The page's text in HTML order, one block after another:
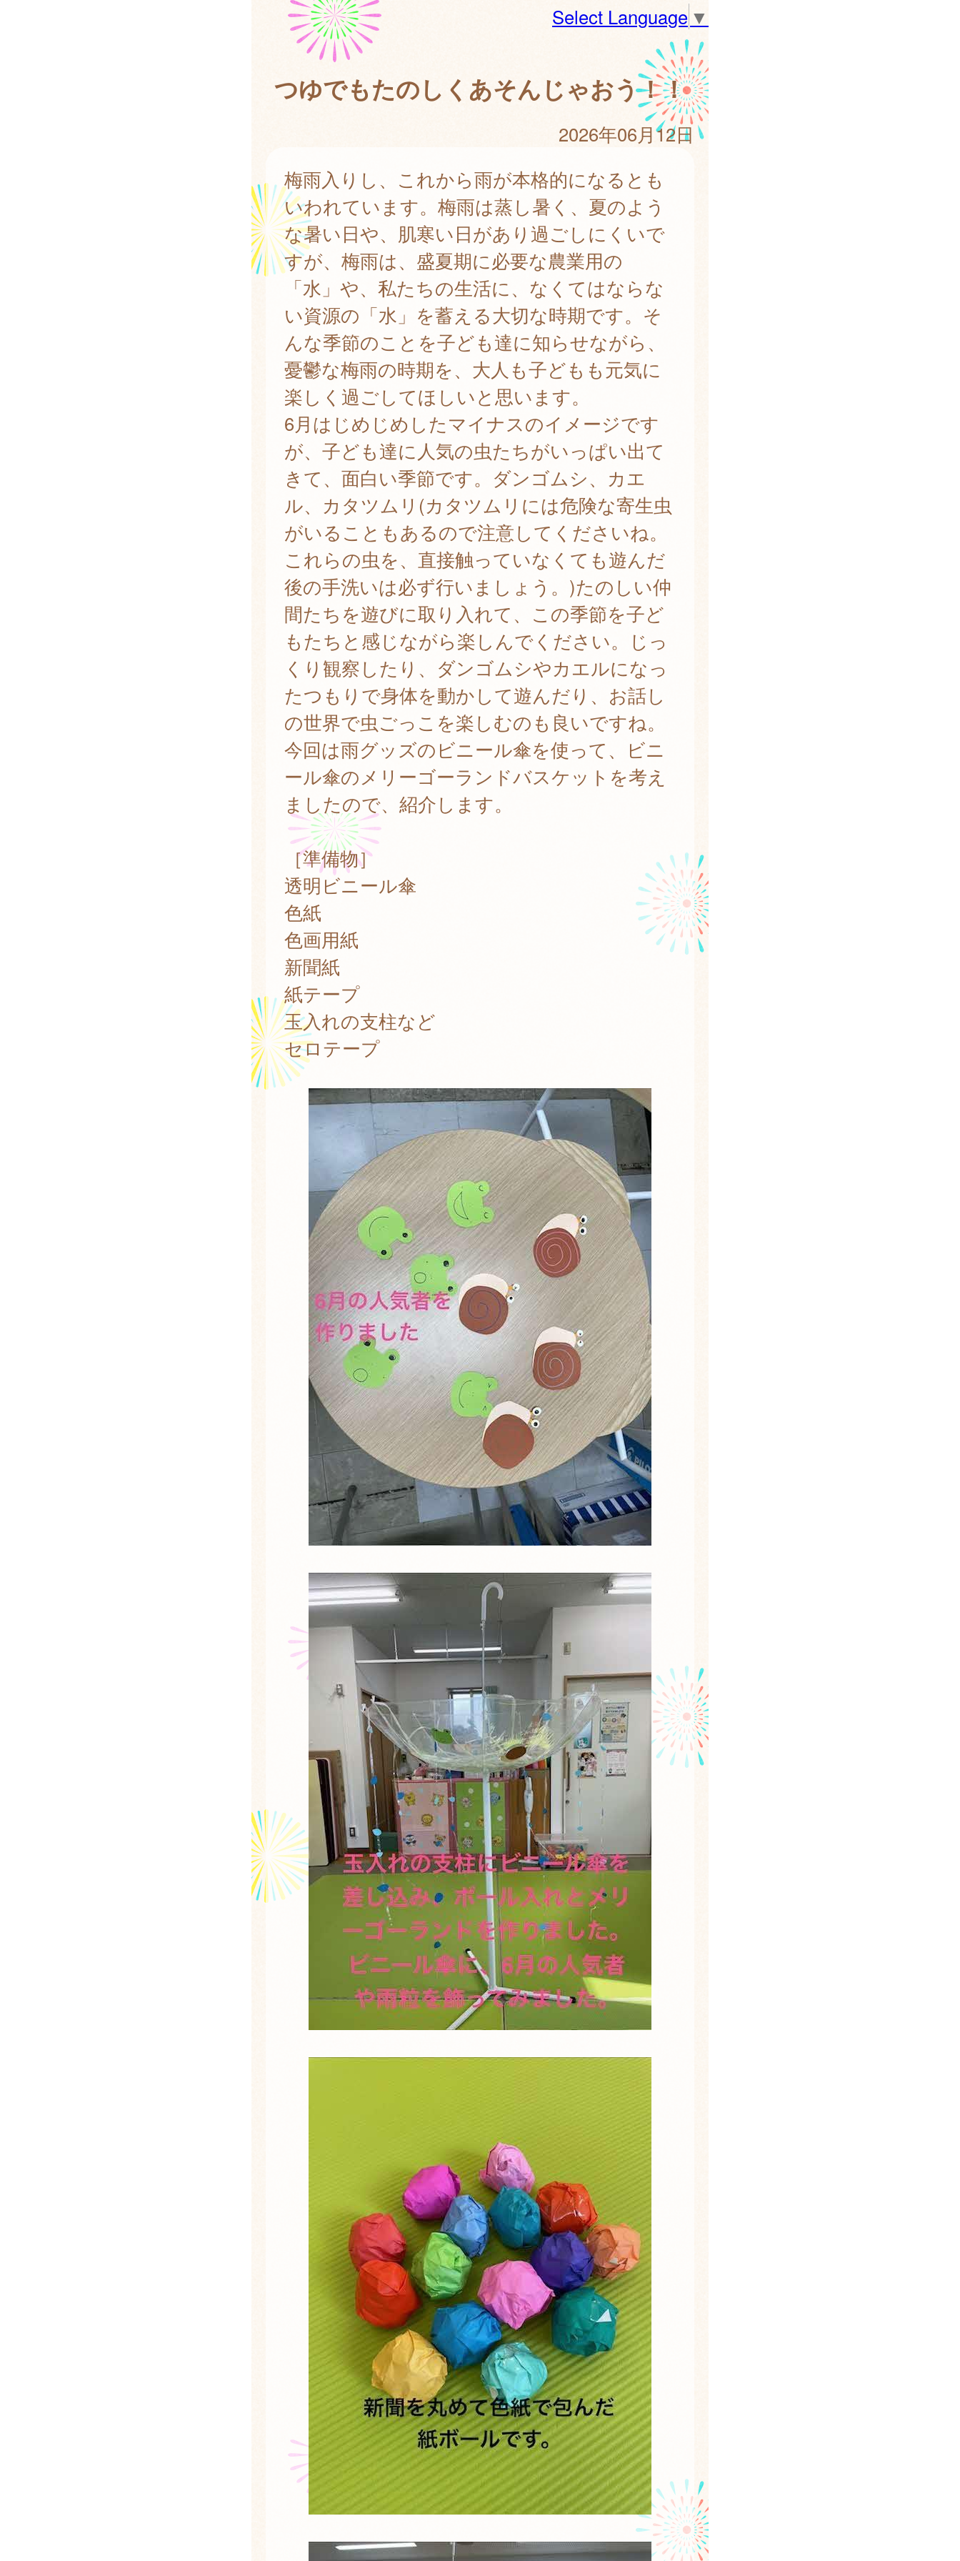
Select Language ▼
つゆでもたのしくあそんじゃおう！！
2026年06月12日
梅雨入りし、これから雨が本格的になるとも
いわれています。梅雨は蒸し暑く、夏のよう
な暑い日や、肌寒い日があり過ごしにくいで
すが、梅雨は、盛夏期に必要な農業用の
「水」や、私たちの生活に、なくてはならな
い資源の「水」を蓄える大切な時期です。そ
んな季節のことを子ども達に知らせながら、
憂鬱な梅雨の時期を、大人も子どもも元気に
楽しく過ごしてほしいと思います。
6月はじめじめしたマイナスのイメージです
が、子ども達に人気の虫たちがいっぱい出て
きて、面白い季節です。ダンゴムシ、カエ
ル、カタツムリ(カタツムリには危険な寄生虫
がいることもあるので注意してくださいね。
これらの虫を、直接触っていなくても遊んだ
後の手洗いは必ず行いましょう。)たのしい仲
間たちを遊びに取り入れて、この季節を子ど
もたちと感じながら楽しんでください。じっ
くり観察したり、ダンゴムシやカエルになっ
たつもりで身体を動かして遊んだり、お話し
の世界で虫ごっこを楽しむのも良いですね。
今回は雨グッズのビニール傘を使って、ビニ
ール傘のメリーゴーランドバスケットを考え
ましたので、紹介します。
［準備物］
透明ビニール傘
色紙
色画用紙
新聞紙
紙テープ
玉入れの支柱など
セロテープ